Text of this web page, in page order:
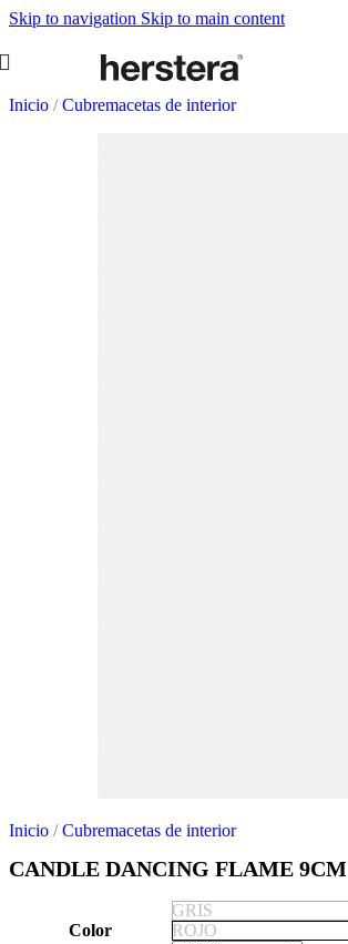
Skip to navigation Skip to main content
Inicio / Cubremacetas de interior
Inicio / Cubremacetas de interior
CANDLE DANCING FLAME 9CM
Color
GRIS
ROJO